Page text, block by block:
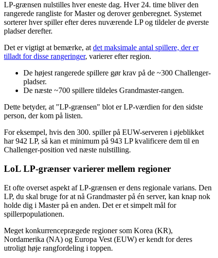
LP-grænsen nulstilles hver eneste dag. Hver 24. time bliver den
rangerede rangliste for Master og derover genberegnet. Systemet
sorterer hver spiller efter deres nuværende LP og tildeler de øverste
pladser derefter.
Det er vigtigt at bemærke, at det maksimale antal spillere, der er
tilladt for disse rangeringer, varierer efter region.
De højest rangerede spillere gør krav på de ~300 Challenger-
pladser.
De næste ~700 spillere tildeles Grandmaster-rangen.
Dette betyder, at "LP-grænsen" blot er LP-værdien for den sidste
person, der kom på listen.
For eksempel, hvis den 300. spiller på EUW-serveren i øjeblikket
har 942 LP, så kan et minimum på 943 LP kvalificere dem til en
Challenger-position ved næste nulstilling.
LoL LP-grænser varierer mellem regioner
Et ofte overset aspekt af LP-grænsen er dens regionale varians. Den
LP, du skal bruge for at nå Grandmaster på én server, kan knap nok
holde dig i Master på en anden. Det er et simpelt mål for
spillerpopulationen.
Meget konkurrenceprægede regioner som Korea (KR),
Nordamerika (NA) og Europa Vest (EUW) er kendt for deres
utroligt høje rangfordeling i toppen.